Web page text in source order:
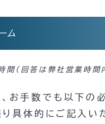
ム
間（回答は弊社営業時間
お手数でも以下の
具体的にご記入い